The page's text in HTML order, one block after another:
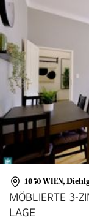
1050 WIEN,
MÖBLIERTE 3-
LAGE